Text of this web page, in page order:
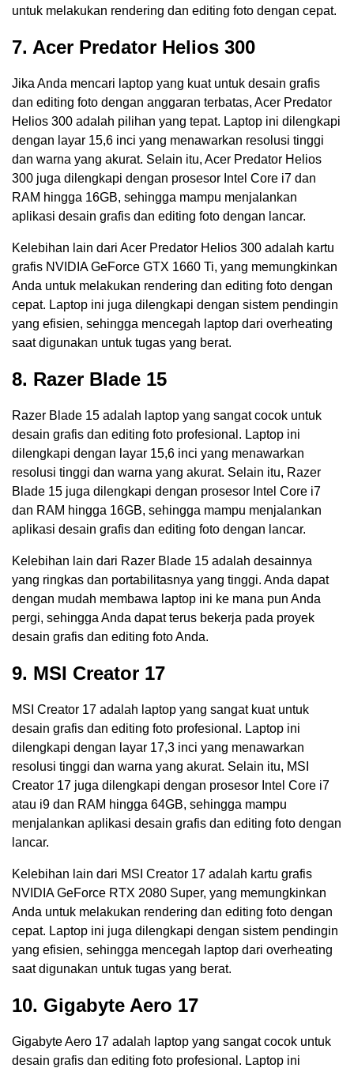
untuk melakukan rendering dan editing foto dengan cepat.
7. Acer Predator Helios 300
Jika Anda mencari laptop yang kuat untuk desain grafis
dan editing foto dengan anggaran terbatas, Acer Predator
Helios 300 adalah pilihan yang tepat. Laptop ini dilengkapi
dengan layar 15,6 inci yang menawarkan resolusi tinggi
dan warna yang akurat. Selain itu, Acer Predator Helios
300 juga dilengkapi dengan prosesor Intel Core i7 dan
RAM hingga 16GB, sehingga mampu menjalankan
aplikasi desain grafis dan editing foto dengan lancar.
Kelebihan lain dari Acer Predator Helios 300 adalah kartu
grafis NVIDIA GeForce GTX 1660 Ti, yang memungkinkan
Anda untuk melakukan rendering dan editing foto dengan
cepat. Laptop ini juga dilengkapi dengan sistem pendingin
yang efisien, sehingga mencegah laptop dari overheating
saat digunakan untuk tugas yang berat.
8. Razer Blade 15
Razer Blade 15 adalah laptop yang sangat cocok untuk
desain grafis dan editing foto profesional. Laptop ini
dilengkapi dengan layar 15,6 inci yang menawarkan
resolusi tinggi dan warna yang akurat. Selain itu, Razer
Blade 15 juga dilengkapi dengan prosesor Intel Core i7
dan RAM hingga 16GB, sehingga mampu menjalankan
aplikasi desain grafis dan editing foto dengan lancar.
Kelebihan lain dari Razer Blade 15 adalah desainnya
yang ringkas dan portabilitasnya yang tinggi. Anda dapat
dengan mudah membawa laptop ini ke mana pun Anda
pergi, sehingga Anda dapat terus bekerja pada proyek
desain grafis dan editing foto Anda.
9. MSI Creator 17
MSI Creator 17 adalah laptop yang sangat kuat untuk
desain grafis dan editing foto profesional. Laptop ini
dilengkapi dengan layar 17,3 inci yang menawarkan
resolusi tinggi dan warna yang akurat. Selain itu, MSI
Creator 17 juga dilengkapi dengan prosesor Intel Core i7
atau i9 dan RAM hingga 64GB, sehingga mampu
menjalankan aplikasi desain grafis dan editing foto dengan
lancar.
Kelebihan lain dari MSI Creator 17 adalah kartu grafis
NVIDIA GeForce RTX 2080 Super, yang memungkinkan
Anda untuk melakukan rendering dan editing foto dengan
cepat. Laptop ini juga dilengkapi dengan sistem pendingin
yang efisien, sehingga mencegah laptop dari overheating
saat digunakan untuk tugas yang berat.
10. Gigabyte Aero 17
Gigabyte Aero 17 adalah laptop yang sangat cocok untuk
desain grafis dan editing foto profesional. Laptop ini